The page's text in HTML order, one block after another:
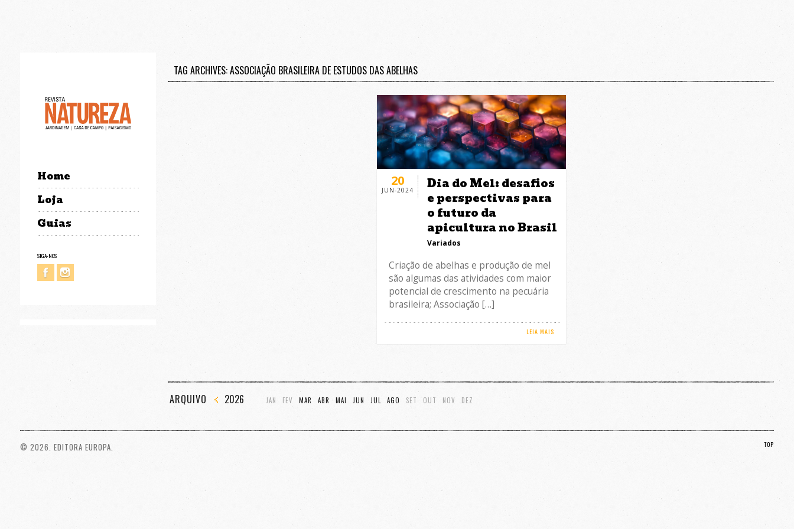
Home
Loja
Guias
SIGA-NOS
TAG ARCHIVES: ASSOCIAÇÃO BRASILEIRA DE ESTUDOS DAS ABELHAS
20
JUN-2024
Dia do Mel: desafios
e perspectivas para
o futuro da
apicultura no Brasil
Variados
Criação de abelhas e produção de mel
são algumas das atividades com maior
potencial de crescimento na pecuária
brasileira; Associação […]
LEIA MAIS
ARQUIVO 2026 JAN FEV MAR ABR MAI JUN JUL AGO SET OUT NOV DEZ
© 2026. EDITORA EUROPA. TOP